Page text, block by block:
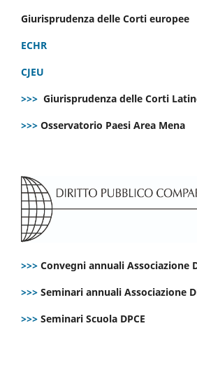
Giurisprudenza delle Corti europee
ECHR
CJEU
>>> Giurisprudenza delle Corti
>>> Osservatorio Paesi Area Mena
>>> Convegni annuali Associazione
>>> Seminari annuali Associazione
>>> Seminari Scuola DPCE